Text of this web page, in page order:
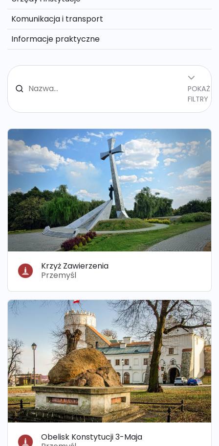
POKAŻ
FILTRY
Krzyż Zawierzenia
Przemyśl
Obelisk Konstytucji 3-Maja
Komunikacja i transport
Informacje praktyczne